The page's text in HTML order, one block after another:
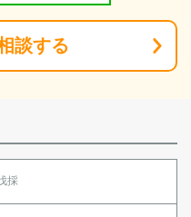
談する
採